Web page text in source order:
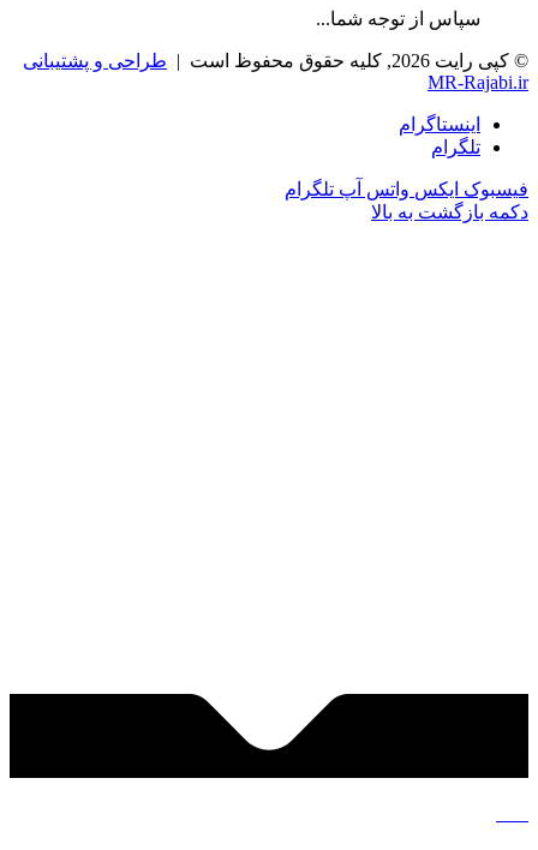
سپاس از توجه شما...
کلیه حقوق محفوظ است |
طراحی و پشتیبانی
MR-
اینستاگرام
تلگرام
ایکس واتس آپ تلگرام
به بالا